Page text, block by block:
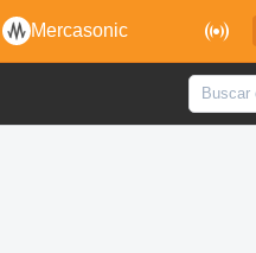

Mercasonic